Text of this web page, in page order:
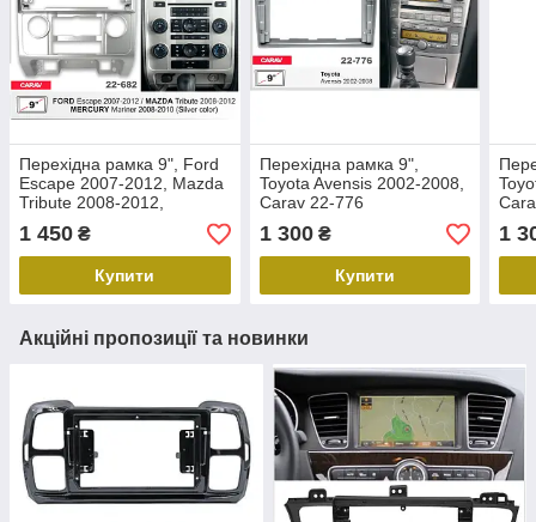
Перехідна рамка 9", Ford
Escape 2007-2012, Mazda
Tribute 2008-2012,
Mercury Mariner 2008-
2010, Carav 22-682
1 450 ₴
Купити
Перехідна рамка 9",
Toyota Avensis 2002-2008,
Carav 22-776
1 300₴
Купити
1
Акційні пропозиції та новинки